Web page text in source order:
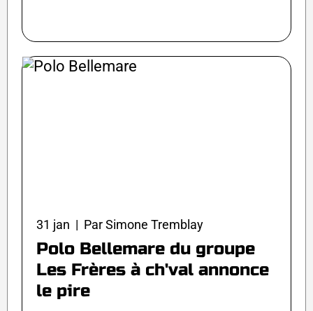
31 jan | Par Simone Tremblay
Polo Bellemare du groupe
Les Frères à ch'val annonce
le pire